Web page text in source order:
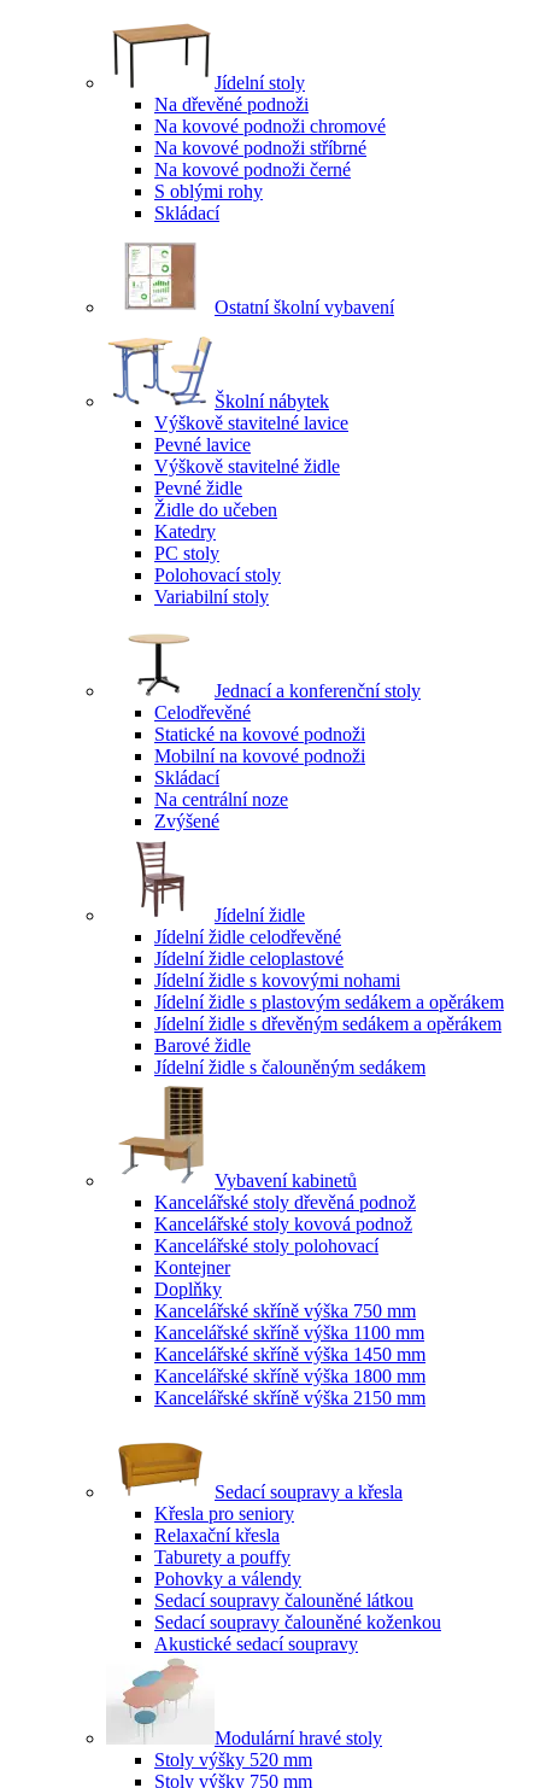
Jídelní stoly
Na dřevěné podnoži
Na kovové podnoži chromové
Na kovové podnoži stříbrné
Na kovové podnoži černé
S oblými rohy
Skládací
Ostatní školní vybavení
Školní nábytek
Výškově stavitelné lavice
Pevné lavice
Výškově stavitelné židle
Pevné židle
Židle do učeben
Katedry
PC stoly
Polohovací stoly
Variabilní stoly
Jednací a konferenční stoly
Celodřevěné
Statické na kovové podnoži
Mobilní na kovové podnoži
Skládací
Na centrální noze
Zvýšené
Jídelní židle
Jídelní židle celodřevěné
Jídelní židle celoplastové
Jídelní židle s kovovými nohami
Jídelní židle s plastovým sedákem a opěrákem
Jídelní židle s dřevěným sedákem a opěrákem
Barové židle
Jídelní židle s čalouněným sedákem
Vybavení kabinetů
Kancelářské stoly dřevěná podnož
Kancelářské stoly kovová podnož
Kancelářské stoly polohovací
Kontejner
Doplňky
Kancelářské skříně výška 750 mm
Kancelářské skříně výška 1100 mm
Kancelářské skříně výška 1450 mm
Kancelářské skříně výška 1800 mm
Kancelářské skříně výška 2150 mm
Sedací soupravy a křesla
Křesla pro seniory
Relaxační křesla
Taburety a pouffy
Pohovky a válendy
Sedací soupravy čalouněné látkou
Sedací soupravy čalouněné koženkou
Akustické sedací soupravy
Modulární hravé stoly
Stoly výšky 520 mm
Stoly výšky 750 mm